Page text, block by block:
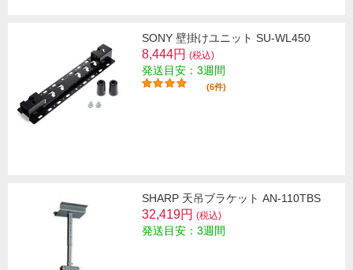
SONY 壁掛けユニット SU-WL450
8,444円 (税込)
発送目安：3週間
(6件)
SHARP 天吊ブラケット AN-110TBS
32,419円 (税込)
発送目安：3週間